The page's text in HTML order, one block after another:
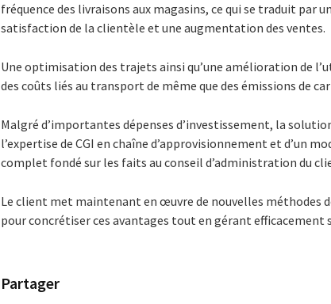
fréquence des livraisons aux magasins, ce qui se traduit par
satisfaction de la clientèle et une augmentation des ventes.
Une optimisation des trajets ainsi qu’une amélioration de
des coûts liés au transport de même que des émissions de
Malgré d’importantes dépenses d’investissement, la
l’expertise de CGI en chaîne d’approvisionnement et d’un
complet fondé sur les faits au conseil d’administration du
Le client met maintenant en œuvre de nouvelles méthodes
pour concrétiser ces avantages tout en gérant
Partager